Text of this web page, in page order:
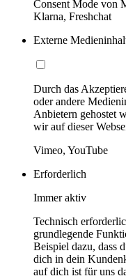
Consent Mode von
Klarna, Freshchat
Externe
Durch das
oder andere
Anbietern gehostet
wir auf dieser
Vimeo, YouTube
Erforderlich
Immer aktiv
Technisch
grundlegende
Beispiel dazu, dass
dich in dein
auf dich ist für uns